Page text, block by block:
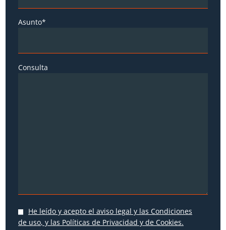
Asunto*
Consulta
He leído y acepto el aviso legal y las Condiciones
de uso, y las Políticas de Privacidad y de Cookies.